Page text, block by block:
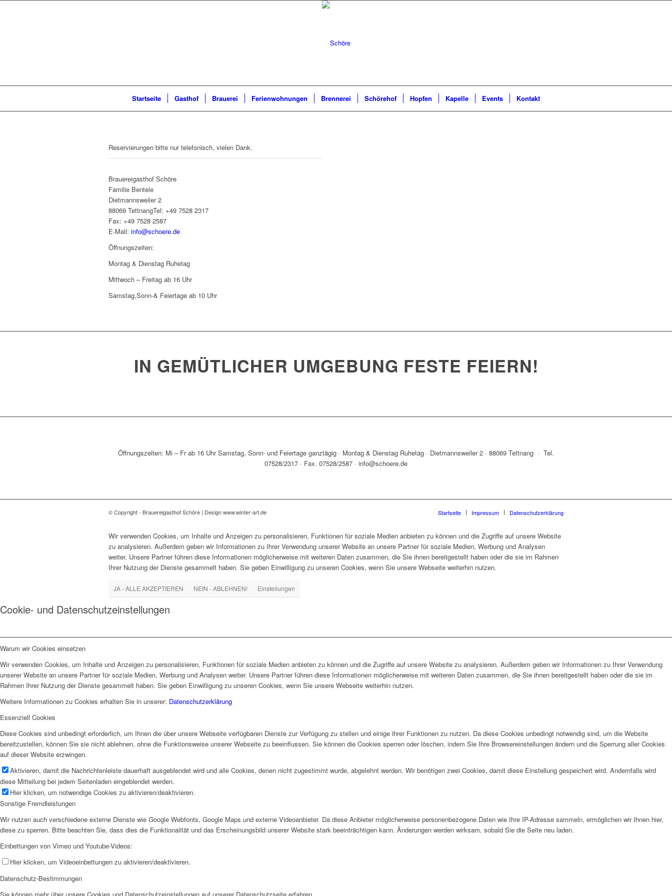
Startseite Gasthof Brauerei Ferienwohnungen Brennerei Schörehof Hopfen Kapelle Events Kontakt
Reservierungen bitte nur telefonisch, vielen Dank.
Brauereigasthof Schöre
Familie Bentele
Dietmannsweiler 2
88069 TettnangTel: +49 7528 2317
Fax: +49 7528 2587
E-Mail: info@schoere.de
Öffnungszeiten:
Montag & Dienstag Ruhetag
Mittwoch – Freitag ab 16 Uhr
Samstag,Sonn-& Feiertage ab 10 Uhr
IN GEMÜTLICHER UMGEBUNG FESTE FEIERN!
Öffnungszeiten: Mi – Fr ab 16 Uhr Samstag, Sonn- und Feiertage ganztägig · Montag & Dienstag Ruhetag · Dietmannsweiler 2 · 88069 Tettnang · Tel.
07528/2317 · Fax. 07528/2587 · info@schoere.de
© Copyright - Brauereigasthof Schöre | Design www.winter-art.de Startseite Impressum Datenschutzerklärung
Wir verwenden Cookies, um Inhalte und Anzeigen zu personalisieren, Funktionen für soziale Medien anbieten zu können und die Zugriffe auf unsere Website
zu analysieren. Außerdem geben wir Informationen zu Ihrer Verwendung unserer Website an unsere Partner für soziale Medien, Werbung und Analysen
weiter. Unsere Partner führen diese Informationen möglicherweise mit weiteren Daten zusammen, die Sie ihnen bereitgestellt haben oder die sie im Rahmen
Ihrer Nutzung der Dienste gesammelt haben. Sie geben Einwilligung zu unseren Cookies, wenn Sie unsere Webseite weiterhin nutzen.
JA - ALLE AKZEPTIEREN NEIN - ABLEHNEN! Einstellungen
Cookie- und Datenschutzeinstellungen
Warum wir Cookies einsetzen
Wir verwenden Cookies, um Inhalte und Anzeigen zu personalisieren, Funktionen für soziale Medien anbieten zu können und die Zugriffe auf unsere Website zu analysieren. Außerdem geben wir Informationen zu Ihrer Verwendung
unserer Website an unsere Partner für soziale Medien, Werbung und Analysen weiter. Unsere Partner führen diese Informationen möglicherweise mit weiteren Daten zusammen, die Sie ihnen bereitgestellt haben oder die sie im
Rahmen Ihrer Nutzung der Dienste gesammelt haben. Sie geben Einwilligung zu unseren Cookies, wenn Sie unsere Webseite weiterhin nutzen.
Weitere Informationen zu Cookies erhalten Sie in unserer: Datenschutzerklärung
Essenziell Cookies
Diese Cookies sind unbedingt erforderlich, um Ihnen die über unsere Webseite verfügbaren Dienste zur Verfügung zu stellen und einige ihrer Funktionen zu nutzen. Da diese Cookies unbedingt notwendig sind, um die Website
bereitzustellen, können Sie sie nicht ablehnen, ohne die Funktionsweise unserer Webseite zu beeinflussen. Sie können die Cookies sperren oder löschen, indem Sie Ihre Browsereinstellungen ändern und die Sperrung aller Cookies
auf dieser Website erzwingen.
Aktivieren, damit die Nachrichtenleiste dauerhaft ausgeblendet wird und alle Cookies, denen nicht zugestimmt wurde, abgelehnt werden. Wir benötigen zwei Cookies, damit diese Einstellung gespeichert wird. Andernfalls wird
diese Mitteilung bei jedem Seitenladen eingeblendet werden.
Hier klicken, um notwendige Cookies zu aktivieren/deaktivieren.
Sonstige Fremdleistungen
Wir nutzen auch verschiedene externe Dienste wie Google Webfonts, Google Maps und externe Videoanbieter. Da diese Anbieter möglicherweise personenbezogene Daten wie Ihre IP-Adresse sammeln, ermöglichen wir Ihnen hier,
diese zu sperren. Bitte beachten Sie, dass dies die Funktionalität und das Erscheinungsbild unserer Website stark beeinträchtigen kann. Änderungen werden wirksam, sobald Sie die Seite neu laden.
Einbettungen von Vimeo und Youtube-Videos:
Hier klicken, um Videoeinbettungen zu aktivieren/deaktivieren.
Datenschutz-Bestimmungen